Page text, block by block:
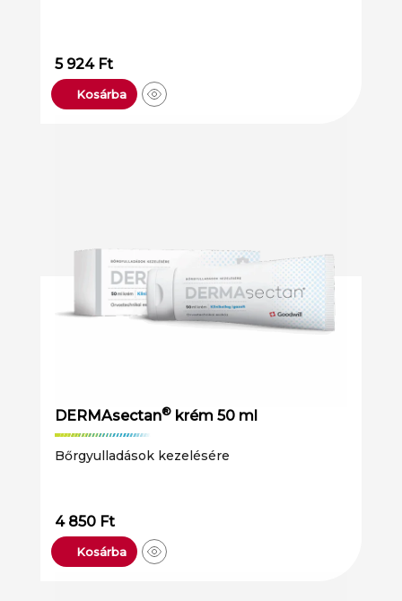
5 924 Ft
Kosárba
DERMAsectan®krém 50 ml
Bőrgyulladások kezelésére
4 850 Ft
Kosárba